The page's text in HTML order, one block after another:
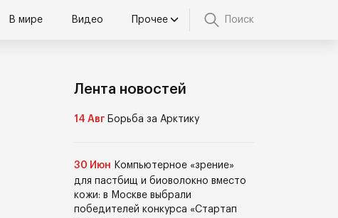
В мире Видео Прочее Поиск
Лента новостей
14 Авг Борьба за Арктику
30 Июн Компьютерное «зрение»
для пастбищ и биоволокно вместо
кожи: в Москве выбрали
победителей конкурса «Стартап